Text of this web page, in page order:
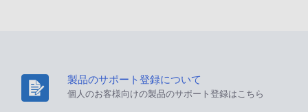
製品のサポート登録について
個人のお客様向けの製品のサポート登録はこちら